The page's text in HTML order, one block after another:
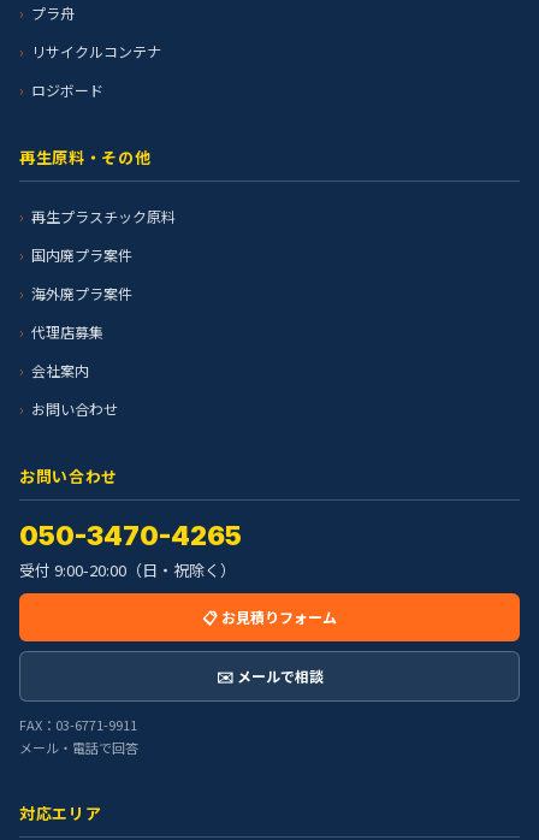
プラ舟
リサイクルコンテナ
ロジボード
再生原料・その他
再生プラスチック原料
国内廃プラ案件
海外廃プラ案件
代理店募集
会社案内
お問い合わせ
お問い合わせ
050-3470-4265
受付 9:00-20:00（日・祝除く）
📋 お見積りフォーム
✉️ メールで相談
FAX：03-6771-9911
メール・電話で回答
対応エリア